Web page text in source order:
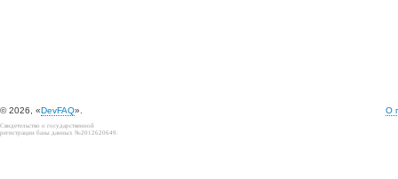
© 2026, «DevFAQ». О
Свидетельство о государственной
регистрации базы данных №2012620649.